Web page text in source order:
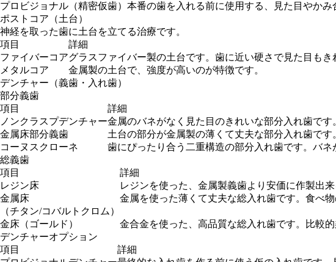
プロビジョナル（精密仮歯） 本番の歯を入れる前に使用する、見た目やかみ
ポストコア（土台）
神経を取った歯に土台を立てる治療です。
項目
詳細
ファイバーコアグラスファイバー製の土台です。歯に近い硬さで見た目もき
メタルコア
金属製の土台で、強度が高いのが特徴です。
デンチャー（義歯・入れ歯）
部分義歯
項目
詳細
ノンクラスプデンチャー金属のバネがなく見た目のきれいな部分入れ歯で
金属床部分義歯
土台の部分が金属製の薄くて丈夫な部分入れ歯で
コーヌスクローネ
歯にぴったり合う二重構造の部分入れ歯です。バ
総義歯
項目
詳細
レジン床
レジンを使った、金属製義歯より安価に作製出
金属床
（チタン/コバルトクロム）
金属を使った薄くて丈夫な総入れ歯です。食べ
金床（ゴールド） 金合金を使った、高品質な総入れ歯です。比較
デンチャーオプション
項目
詳細